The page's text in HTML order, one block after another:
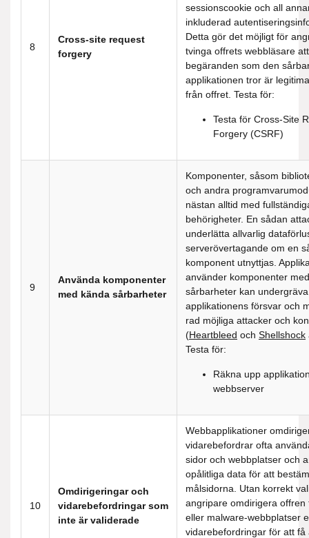
8
Cross-site request
forgery
sessionscookie och all
inkluderad
Detta gör det möjligt för
tvinga offrets webbläsare
begäranden som den
applikationen tror är
från offret. Testa för:
Testa för Cross-Site
Forgery (CSRF)
9
Använda komponenter
med kända sårbarheter
Komponenter, såsom
och andra
nästan alltid med
behörigheter. En sådan
underlätta allvarlig
serverövertagande om en
komponent utnyttjas.
använder komponenter
sårbarheter kan undergräva
applikationens försvar och
rad möjliga attacker och
(Heartbleed och Shellshock
Testa för:
Räkna upp
webbserver
10
Omdirigeringar och
vidarebefordringar som
inte är validerade
Webbapplikationer
vidarebefordrar ofta
sidor och webbplatser och
opålitliga data för att
målsidorna. Utan korrekt
angripare omdirigera offren
eller malware-webbplatser
vidarebefordringar för att få